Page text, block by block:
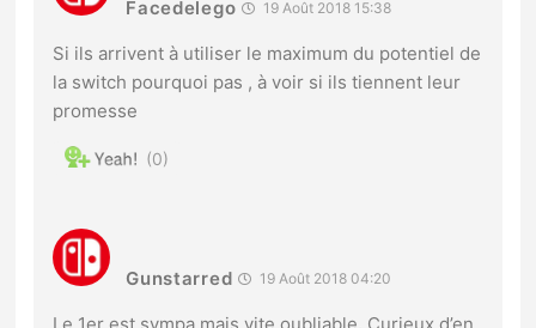
Facedelego 19 Août 2018 15:38
Si ils arrivent à utiliser le maximum du potentiel de
la switch pourquoi pas , à voir si ils tiennent leur
promesse
0
Gunstarred 19 Août 2018 04:20